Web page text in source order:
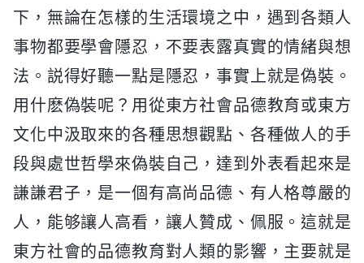
下，無論在怎樣的生活環境之中，遇到各類人
事物都要學會隱忍，不要表露真實的情緒與想
法。説得好聽一點是隱忍，事實上就是偽裝。
用什麽偽裝呢？用從東方社會品德教育或東方
文化中汲取來的各種思想觀點、各種做人的手
段與處世哲學來偽裝自己，達到外表看起來是
謙謙君子，是一個有高尚品德、有人格尊嚴的
人，能够讓人高看，讓人贊成、佩服。這就是
東方社會的品德教育對人類的影響，主要就是